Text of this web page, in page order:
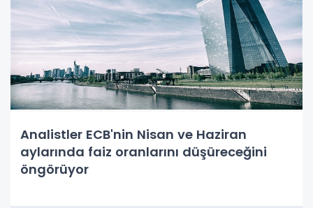
Analistler ECB'nin Nisan ve Haziran
aylarında faiz oranlarını düşüreceğini
öngörüyor